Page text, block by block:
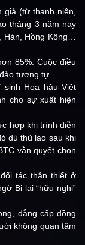
(từ thanh niên,
tháng 3 năm nay
Hồng Kông…
85%. Cuộc điều
tương tự.
sinh Hoa hậu Việt
cho sự xuất hiện
hợp khi trình diễn
dù thù lao sau khi
vẫn quyết chọn
tác thân thiết ở
Bi lại “hữu nghị”
đẳng cấp đồng
không quan tâm